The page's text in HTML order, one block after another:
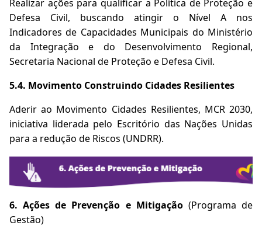
Realizar ações para qualificar a Política de Proteção e
Defesa Civil, buscando atingir o Nível A nos
Indicadores de Capacidades Municipais do Ministério
da Integração e do Desenvolvimento Regional,
Secretaria Nacional de Proteção e Defesa Civil.
5.4. Movimento Construindo Cidades Resilientes
Aderir ao Movimento Cidades Resilientes, MCR 2030,
iniciativa liderada pelo Escritório das Nações Unidas
para a redução de Riscos (UNDRR).
6. Ações de Prevenção e Mitigação (Programa de
Gestão)